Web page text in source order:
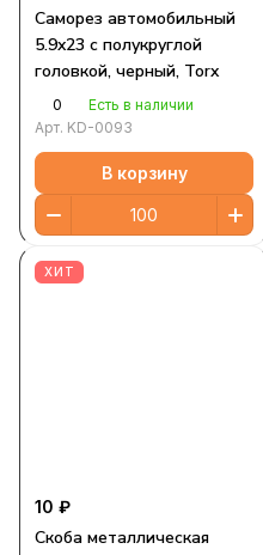
Саморез автомобильный
5.9x23 с полукруглой
головкой, черный, Torx
0
Есть в наличии
Арт. KD-0093
В корзину
ХИТ
10 ₽
Скоба металлическая